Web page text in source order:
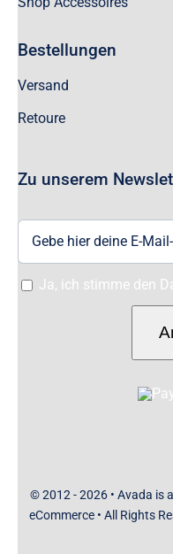
Bestellungen
Versand
Retoure
Zu unserem
Ja, ich stimme den
© 2012 - 2026 • Avada is a
eCommerce• All Rights